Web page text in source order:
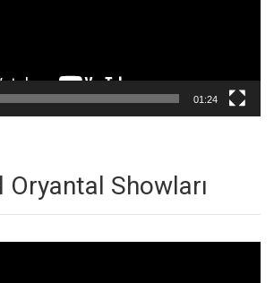
01:24
Showları